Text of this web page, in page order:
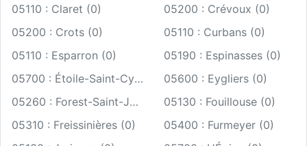
05110 : Claret (0)
05200 : Crévoux (0)
05200 : Crots (0)
05110 : Curbans (0)
05110 : Esparron (0)
05190 : Espinasses (0)
05700 : Étoile-Saint-Cyrice (0)
05600 : Eygliers (0)
05260 : Forest-Saint-Julien (0)
05130 : Fouillouse (0)
05310 : Freissinières (0)
05400 : Furmeyer (0)